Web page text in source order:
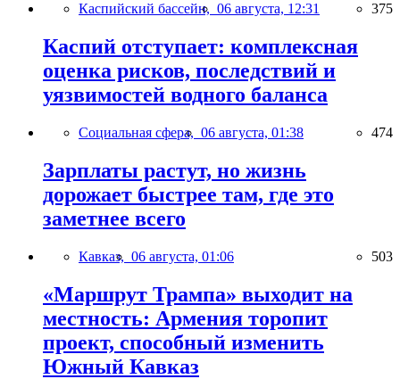
Каспийский бассейн, 06 августа, 12:31 375
Каспий отступает: комплексная
оценка рисков, последствий и
уязвимостей водного баланса
Социальная сфера, 06 августа, 01:38 474
Зарплаты растут, но жизнь
дорожает быстрее там, где это
заметнее всего
Кавказ, 06 августа, 01:06 503
«Маршрут Трампа» выходит на
местность: Армения торопит
проект, способный изменить
Южный Кавказ